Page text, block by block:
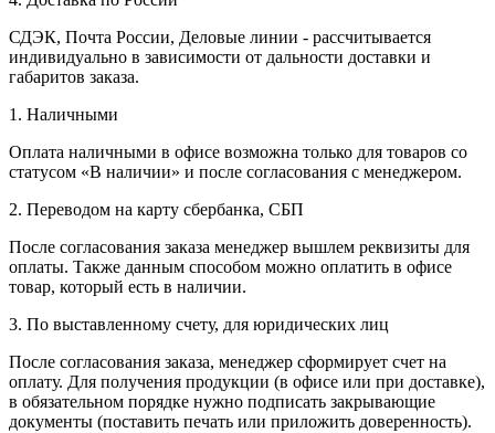
СДЭК, Почта России, Деловые линии - рассчитывается
индивидуально в зависимости от дальности доставки и
габаритов заказа.
1. Наличными
Оплата наличными в офисе возможна только для товаров со
статусом «В наличии» и после согласования с менеджером.
2. Переводом на карту сбербанка, СБП
После согласования заказа менеджер вышлем реквизиты для
оплаты. Также данным способом можно оплатить в офисе
товар, который есть в наличии.
3. По выставленному счету, для юридических лиц
После согласования заказа, менеджер сформирует счет на
оплату. Для получения продукции (в офисе или при доставке),
в обязательном порядке нужно подписать закрывающие
документы (поставить печать или приложить доверенность).